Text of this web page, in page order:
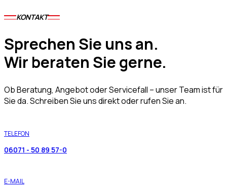
KONTAKT
Sprechen Sie uns an.
Wir beraten Sie gerne.
Ob Beratung, Angebot oder Servicefall – unser Team ist für
Sie da. Schreiben Sie uns direkt oder rufen Sie an.
TELEFON
06071 - 50 89 57-0
E-MAIL